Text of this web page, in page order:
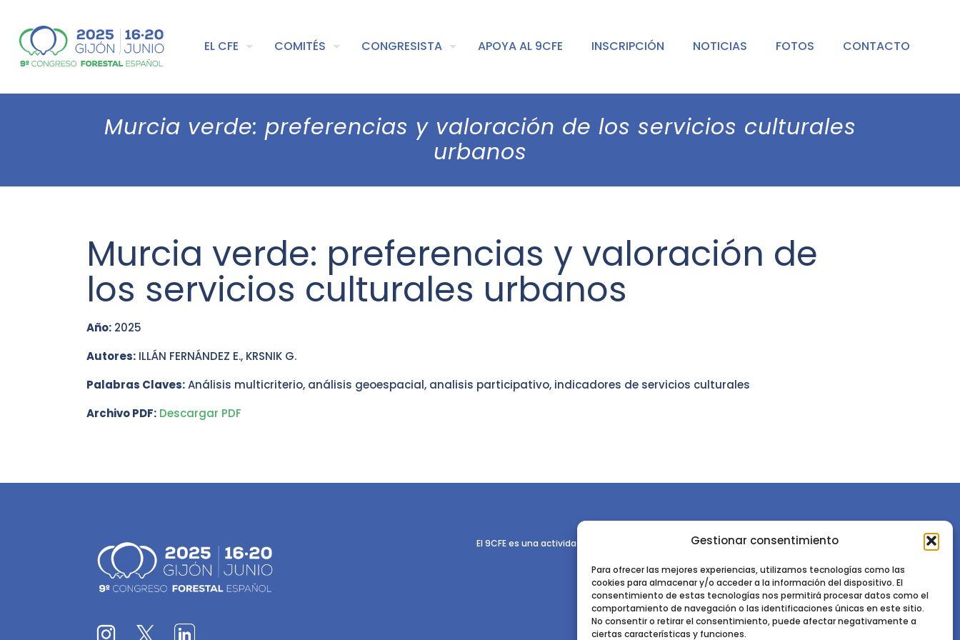
Gestionar consentimiento
Para ofrecer las mejores experiencias, utilizamos tecnologías como las
cookies para almacenar y/o acceder a la información del dispositivo. El
consentimiento de estas tecnologías nos permitirá procesar datos como el
comportamiento de navegación o las identificaciones únicas en este sitio.
No consentir o retirar el consentimiento, puede afectar negativamente a
ciertas características y funciones.
EL CFE COMITÉS CONGRESISTA APOYA AL 9CFE INSCRIPCIÓN NOTICIAS FOTOS CONTACTO
Murcia verde: preferencias y valoración de los servicios culturales
urbanos
Murcia verde: preferencias y valoración de
los servicios culturales urbanos
Año: 2025
Autores: ILLÁN FERNÁNDEZ E., KRSNIK G.
Palabras Claves:Análisis multicriterio, análisis geoespacial, analisis participativo, indicadores de servicios culturales
Archivo PDF: Descargar PDF
El 9CFE es una actividad promovida por la Sociedad Española de Ciencias Forestales
Instituto de Ciencias Forestales, INIA-CSIC
Ctra. de la Coruña km 7,5 - 28040 Madrid